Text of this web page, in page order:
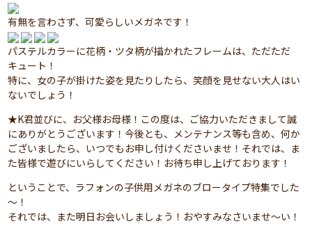
有無を言わさず、可愛らしいメガネです！
パステルカラーに花柄・ツタ柄が描かれたフレームは、ただただ
キュート！
特に、女の子が掛けた姿を見たりしたら、笑顔を見せない大人はい
ないでしょう！
★K君並びに、お父様お母様！この度は、ご協力いただきまして誠
にありがとうございます！今後とも、メンテナンス等も含め、何か
ございましたら、いつでもお申し付けくださいませ！それでは、ま
た皆様で遊びにいらしてください！お待ち申し上げております！
ということで、ラフォンの子供用メガネのブロータイプ特集でした
～！
それでは、また明日お会いしましょう！おやすみなさいませ～い！